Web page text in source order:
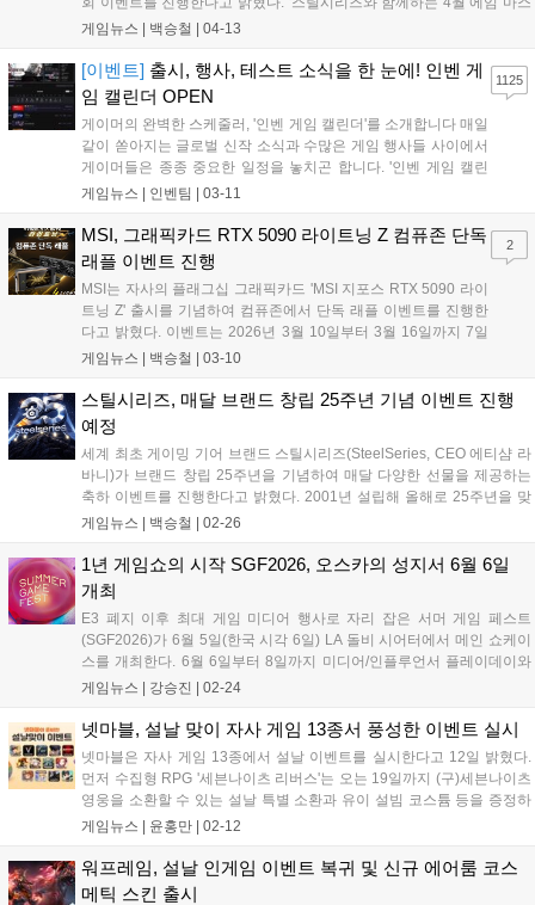
터(Aim Master) 대회'를 개최했다. 해당 이벤트는 스틸시리즈 GG 소프트
해 높은 점수를 기록한 참가자에게 에어록스 3 무선 Gen 2 게이밍 마우
스, Prime 유선 게이밍 마우스, QcK Pro 밸런스 게이밍 마우스패드
(Large) 등 다양한 경품을 제공할 예정이다....
게임뉴스 | 백승철 04-13
[이벤트] 출시, 행사, 테스트 소식을 한 눈에! 인벤 게
임 캘린더 OPEN
게이머의 완벽한 스케줄러, '인벤 게임 캘린더'를 소개합니다 매일
같이 쏟아지는 글로벌 신작 소식과 수많은 게임 행사들 사이에서
게이머들은 종종 중요한 일정을 놓치곤 합니다. '인벤 게임 캘린
더'는 이러한 불편함을 해소하고, 전 세계 게임 정보를 한데 모아
했습니다. 단순한 정보의 나열을 넘어,...
게임뉴스 | 인벤팀 03-11
1125
MSI, 그래픽카드 RTX 5090 라이트닝 Z 컴퓨존 단독
래플 이벤트 진행
MSI는 자사의 플래그십 그래픽카드 'MSI 지포스 RTX 5090 라이
트닝 Z' 출시를 기념하여 컴퓨존에서 단독 래플 이벤트를 진행한
다고 밝혔다. 이벤트는 2026년 3월 10일부터 3월 16일까지 7일
간 진행된다. 응모 대상은 컴퓨존 계정을 보유하고 실명 인증을
5090 뱅가드 그래픽카드를 사용하고 있는 실 사용자로 제한된
다....
게임뉴스 | 백승철 03-10
2
스틸시리즈, 매달 브랜드 창립 25주년 기념 이벤트 진행
예정
세계 최초 게이밍 기어 브랜드 스틸시리즈(SteelSeries, CEO 에티샴 라
바니)가 브랜드 창립 25주년을 기념하여 매달 다양한 선물을 제공하는
축하 이벤트를 진행한다고 밝혔다. 2001년 설립해 올해로 25주년을 맞
은 스틸시리즈는 이달부터 매월 25일, 공식 SNS 채널을 통해 새로운 축
게임뉴스 | 백승철 02-26
1년 게임쇼의 시작 SGF2026, 오스카의 성지서 6월 6일
개최
E3 폐지 이후 최대 게임 미디어 행사로 자리 잡은 서머 게임 페스트
(SGF2026)가 6월 5일(한국 시각 6일) LA 돌비 시어터에서 메인 쇼케이
스를 개최한다. 6월 6일부터 8일까지 미디어/인플루언서 플레이데이와
게임 비즈니스 세션이 열리며, 일반 티켓은 올봄 판매된다....
게임뉴스 | 강승진 02-24
넷마블, 설날 맞이 자사 게임 13종서 풍성한 이벤트 실시
넷마블은 자사 게임 13종에서 설날 이벤트를 실시한다고 12일 밝혔다.
먼저 수집형 RPG '세븐나이츠 리버스'는 오는 19일까지 (구)세븐나이츠
영웅을 소환할 수 있는 설날 특별 소환과 유이 설빔 코스튬 등을 증정하
는 미션 이벤트를 진행한다. 모험과 레이드 등을 통해 획득한 재료로 설
을...
게임뉴스 | 윤홍만 02-12
워프레임, 설날 인게임 이벤트 복귀 및 신규 에어룸 코스
메틱 스킨 출시